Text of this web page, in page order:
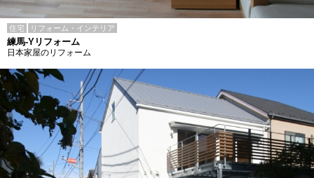
住宅 リフォーム・インテリア
練馬-Yリフォーム
日本家屋のリフォーム